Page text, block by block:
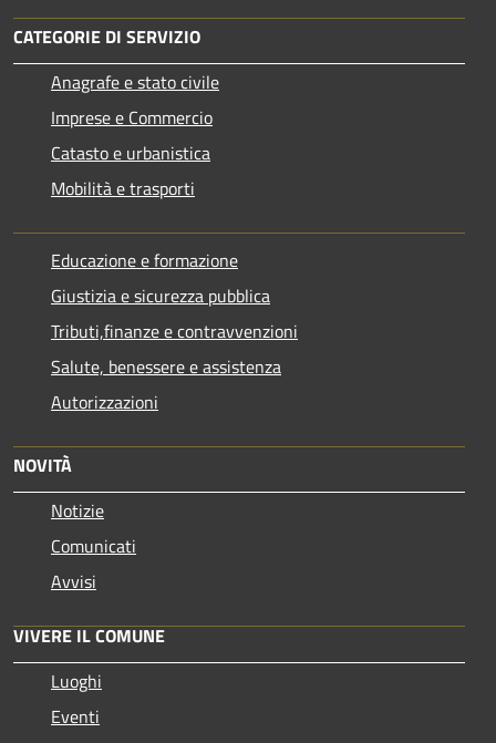
CATEGORIE DI SERVIZIO
Anagrafe e stato civile
Imprese e Commercio
Catasto e urbanistica
Mobilità e trasporti
Educazione e formazione
Giustizia e sicurezza pubblica
Tributi,finanze e contravvenzioni
Salute, benessere e assistenza
Autorizzazioni
NOVITÀ
Notizie
Comunicati
Avvisi
VIVERE IL COMUNE
Luoghi
Eventi